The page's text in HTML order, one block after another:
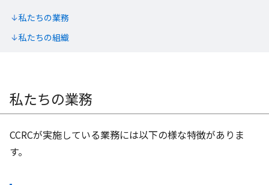
私たちの業務
私たちの組織
私たちの業務
CCRCが実施している業務には以下の様な特徴がありま
す。